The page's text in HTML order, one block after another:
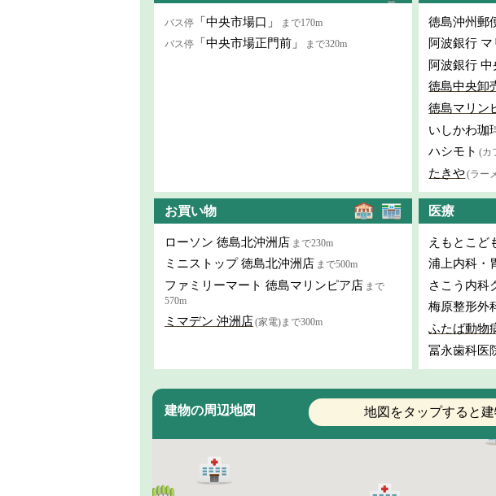
バス停 「中央市場口」
まで170m
バス停 「中央市場正門前」 まで320m
徳島沖州郵
阿波銀行
阿波銀行
徳島中央卸
徳島マリン
いしかわ珈
ハシモト (カ
たきや(ラー
お買い物
ローソン 徳島北沖洲店 まで230m
ミニストップ 徳島北沖洲店 まで500m
ファミリーマート 徳島マリンピア店 まで
570m
ミマデン 沖洲店(家電)まで300m
医療
えもとこど
浦上内科・
さこう内科
梅原整形外
ふたば動物
冨永歯科医
建物の周辺地図 地図をタップすると